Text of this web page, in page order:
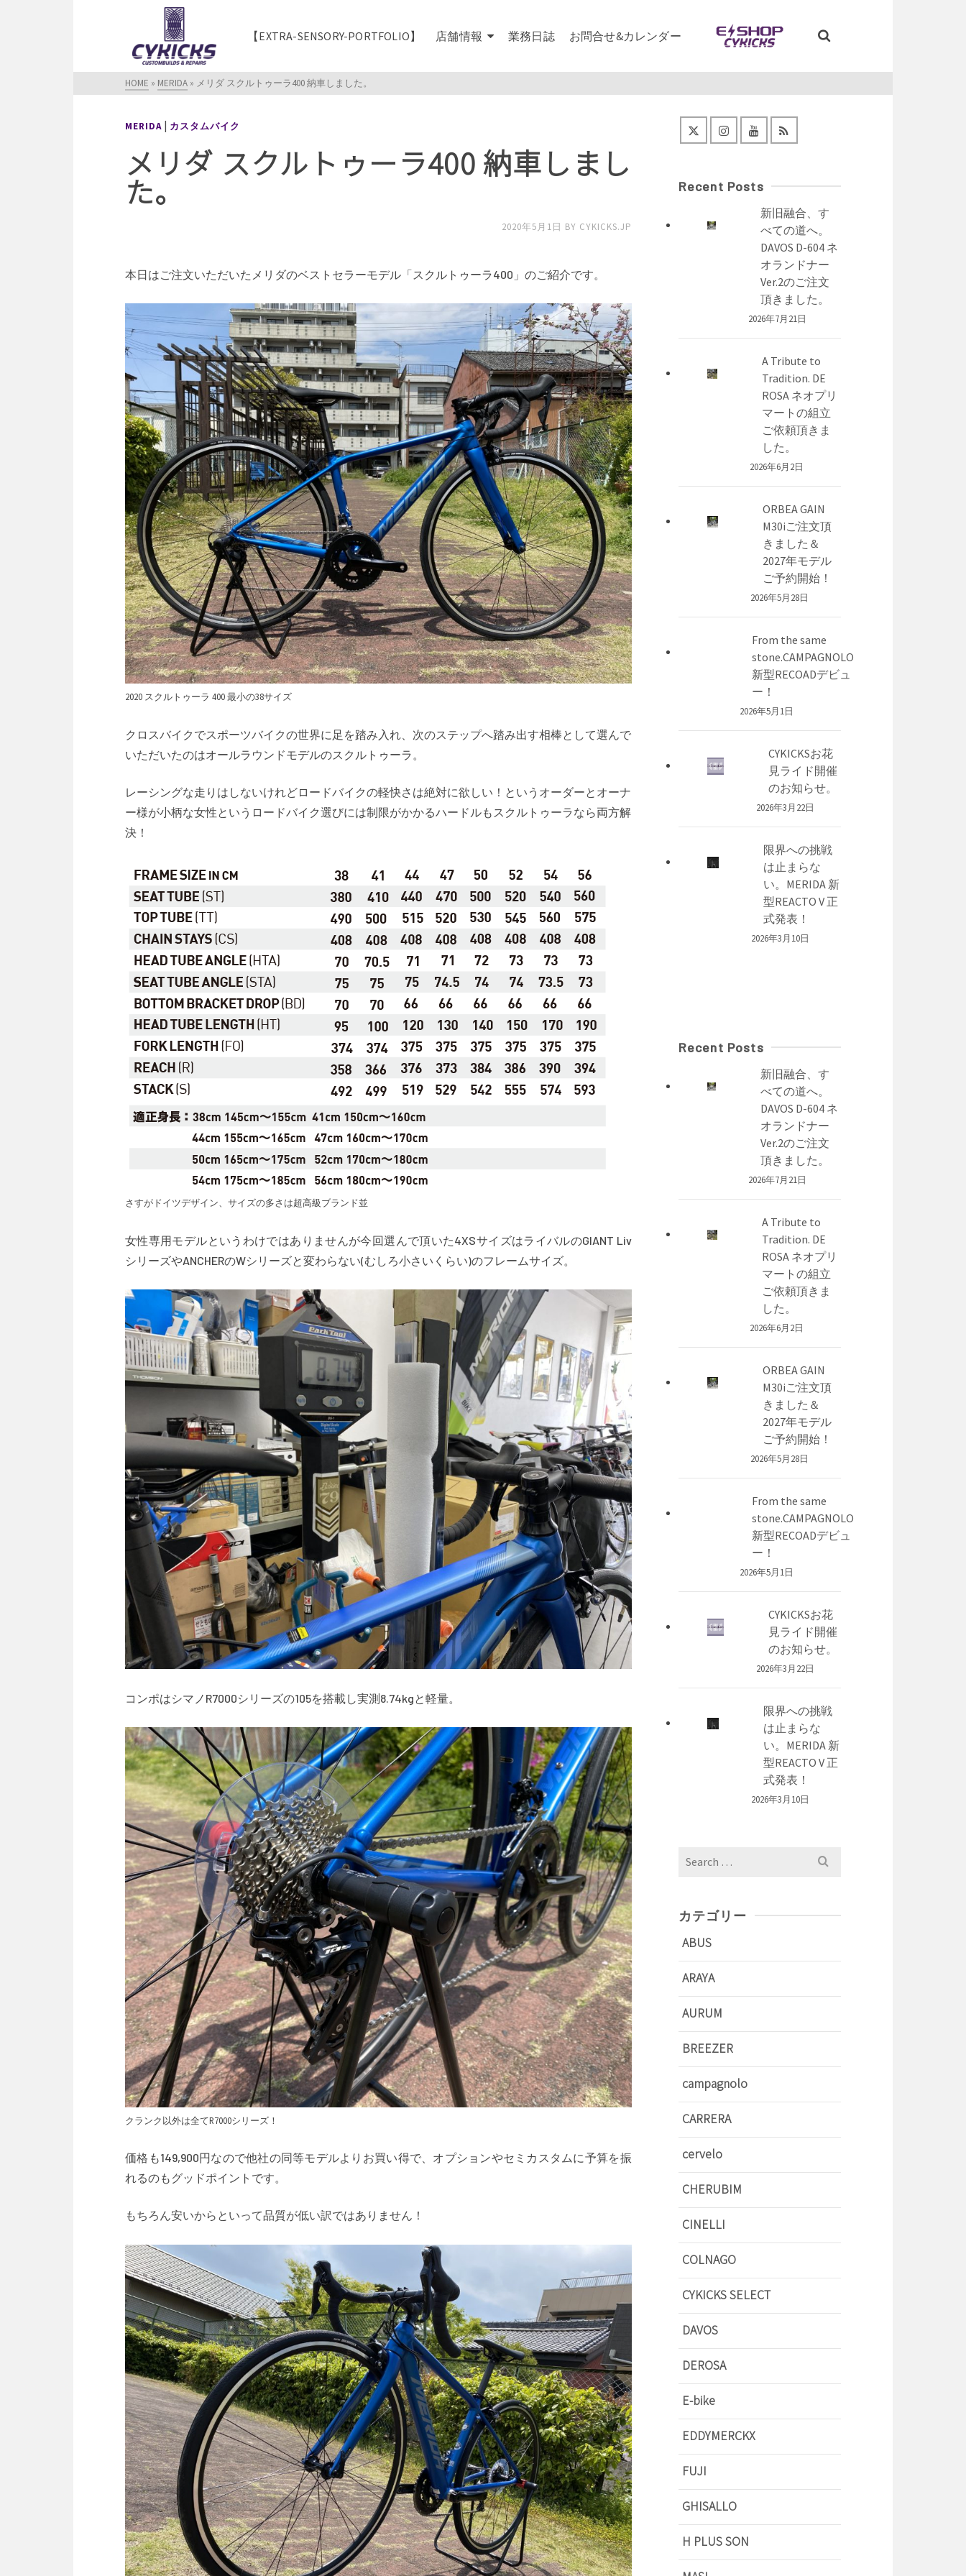
【EXTRA-SENSORY-PORTFOLIO】 店舗情報 業務日誌 お問合せ&カレンダー
HOME » MERIDA » メリダ スクルトゥーラ400 納車しました。
MERIDA | カスタムバイク
メリダ スクルトゥーラ400 納車しまし
た。
2020年5月1日 BY CYKICKS.JP
本日はご注文いただいたメリダのベストセラーモデル「スクルトゥーラ400」のご紹介です。
2020 スクルトゥーラ 400 最小の38サイズ
クロスバイクでスポーツバイクの世界に足を踏み入れ、次のステップへ踏み出す相棒として選んで
いただいたのはオールラウンドモデルのスクルトゥーラ。
レーシングな走りはしないけれどロードバイクの軽快さは絶対に欲しい！というオーダーとオーナ
ー様が小柄な女性というロードバイク選びには制限がかかるハードルもスクルトゥーラなら両方解
決！
さすがドイツデザイン、サイズの多さは超高級ブランド並
女性専用モデルというわけではありませんが今回選んで頂いた4XSサイズはライバルのGIANT Liv
シリーズやANCHERのWシリーズと変わらない(むしろ小さいくらい)のフレームサイズ。
コンポはシマノR7000シリーズの105を搭載し実測8.74kgと軽量。
クランク以外は全てR7000シリーズ！
価格も149,900円なので他社の同等モデルよりお買い得で、オプションやセミカスタムに予算を振
れるのもグッドポイントです。
もちろん安いからといって品質が低い訳ではありません！
Recent Posts
新旧融合、す
べての道へ。
DAVOS D-604 ネ
オランドナー
Ver.2のご注文
頂きました。
2026年7月21日
A Tribute to
Tradition. DE
ROSA ネオプリ
マートの組立
ご依頼頂きま
した。
2026年6月2日
ORBEA GAIN
M30iご注文頂
きました＆
2027年モデル
ご予約開始！
2026年5月28日
From the same
stone.CAMPAGNOLO
新型RECOADデビュ
ー！
2026年5月1日
CYKICKSお花
見ライド開催
のお知らせ。
2026年3月22日
限界への挑戦
は止まらな
い。MERIDA 新
型REACTO V 正
式発表！
2026年3月10日
Recent Posts
新旧融合、す
べての道へ。
DAVOS D-604 ネ
オランドナー
Ver.2のご注文
頂きました。
2026年7月21日
A Tribute to
Tradition. DE
ROSA ネオプリ
マートの組立
ご依頼頂きま
した。
2026年6月2日
ORBEA GAIN
M30iご注文頂
きました＆
2027年モデル
ご予約開始！
2026年5月28日
From the same
stone.CAMPAGNOLO
新型RECOADデビュ
ー！
2026年5月1日
CYKICKSお花
見ライド開催
のお知らせ。
2026年3月22日
限界への挑戦
は止まらな
い。MERIDA 新
型REACTO V 正
式発表！
2026年3月10日
Search
カテゴリー
ABUS
ARAYA
AURUM
BREEZER
campagnolo
CARRERA
cervelo
CHERUBIM
CINELLI
COLNAGO
CYKICKS SELECT
DAVOS
DEROSA
E-bike
EDDYMERCKX
FUJI
GHISALLO
H PLUS SON